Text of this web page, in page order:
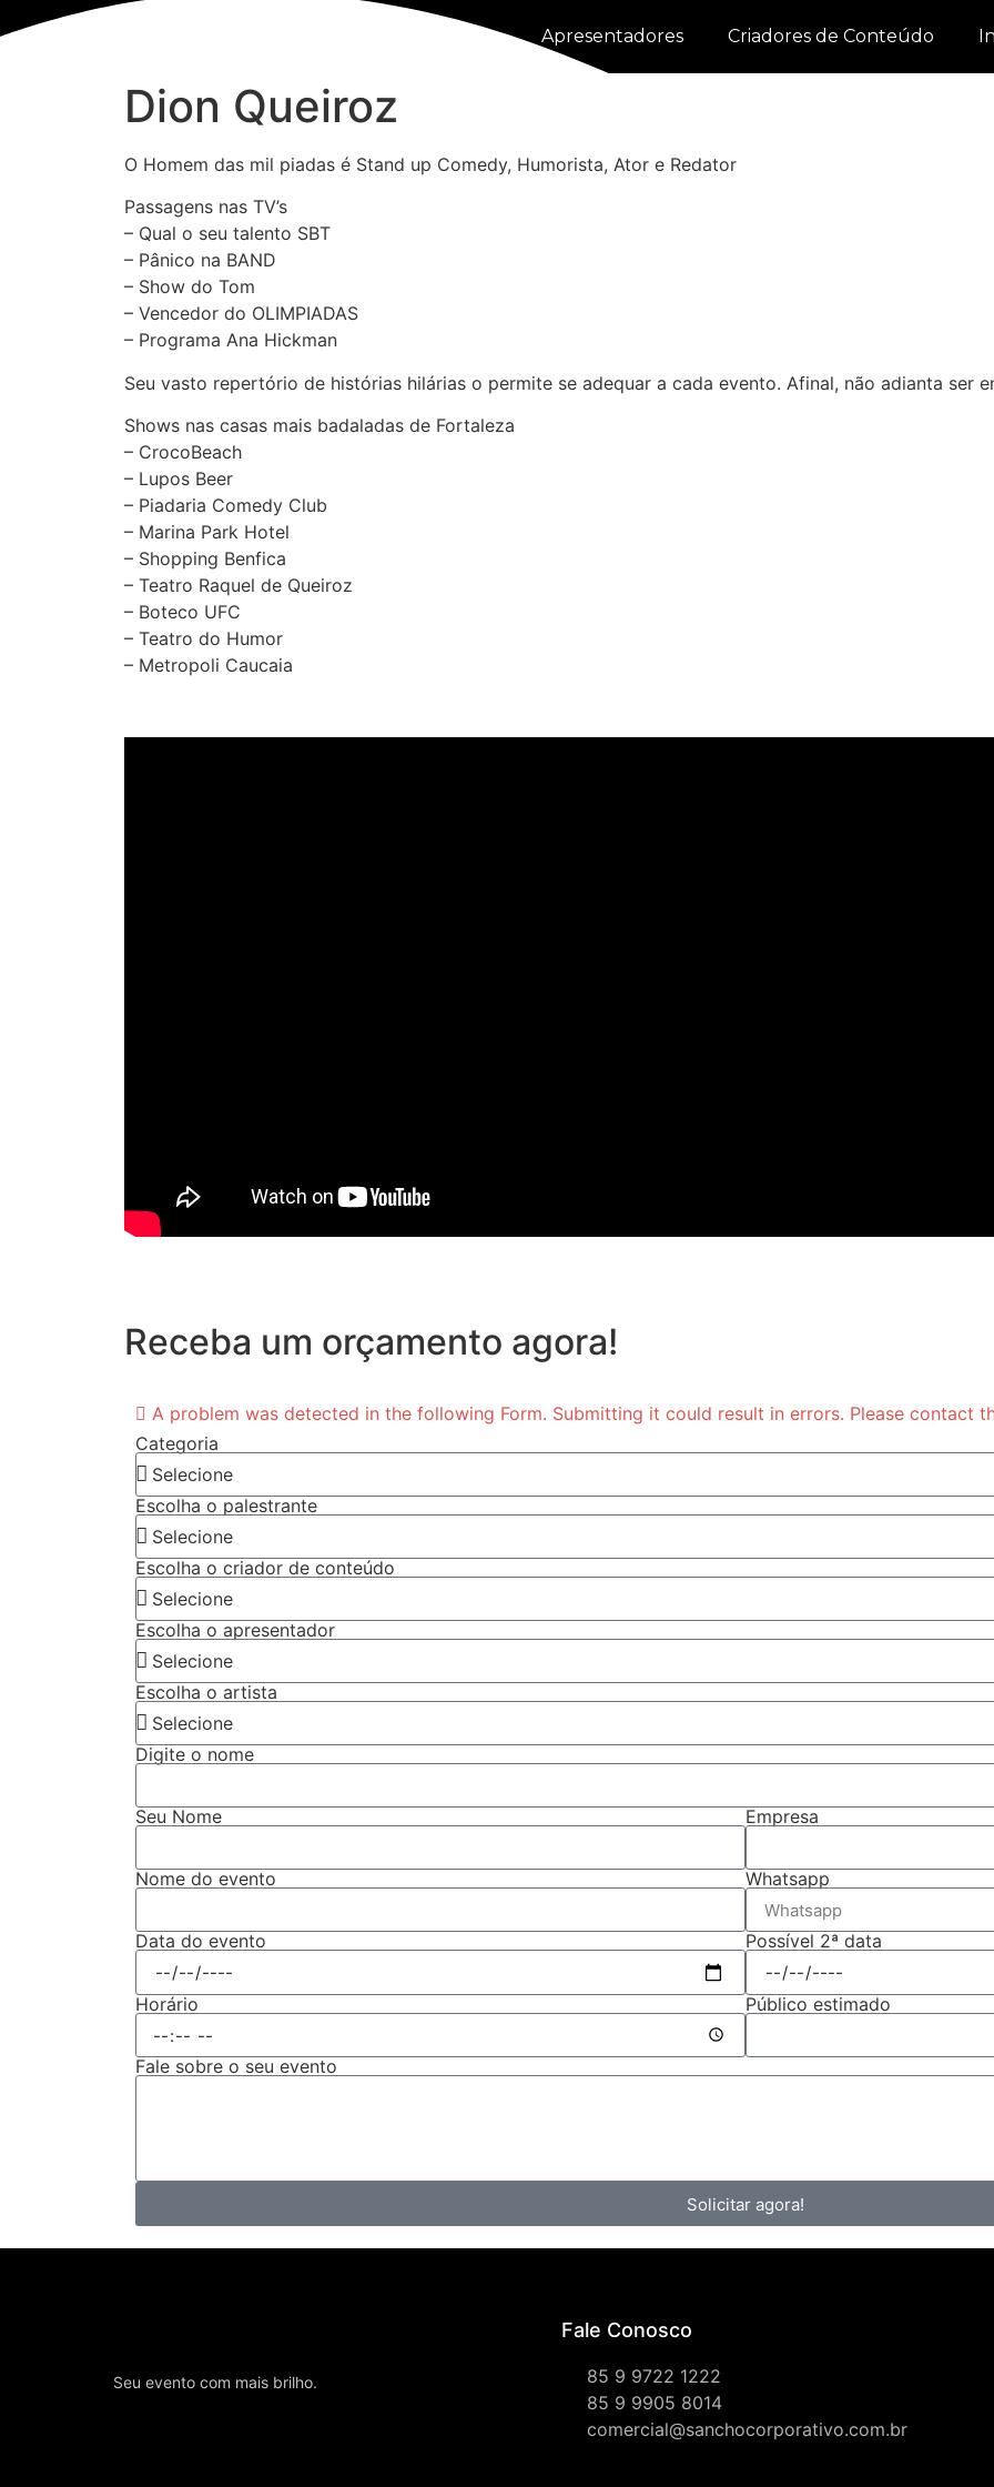
Palestrantes Apresentadores Criadores de Conteúdo
Dion Queiroz
O Homem das mil piadas é Stand up Comedy, Humorista, Ator e Redator
Passagens nas TV’s
– Qual o seu talento SBT
– Pânico na BAND
– Show do Tom
– Vencedor do OLIMPIADAS
– Programa Ana Hickman
Seu vasto repertório de histórias hilárias o permite se adequar a cada evento. Afinal, não adianta ser
Shows nas casas mais badaladas de Fortaleza
– CrocoBeach
– Lupos Beer
– Piadaria Comedy Club
– Marina Park Hotel
– Shopping Benfica
– Teatro Raquel de Queiroz
– Boteco UFC
– Teatro do Humor
– Metropoli Caucaia
Receba um orçamento agora!
A problem was detected in the following Form. Submitting it could result in errors. Please contact
Categoria
Escolha o palestrante
Escolha o criador de conteúdo
Escolha o apresentador
Escolha o artista
Digite o nome
Seu Nome Empresa
Nome do evento Whatsapp
Data do evento Possível 2ª data
Horário Público estimado
Fale sobre o seu evento
Solicitar agora!
Seu evento com mais brilho.
Fale Conosco
85 9 9722 1222
85 9 9905 8014
comercial@sanchocorporativo.com.br